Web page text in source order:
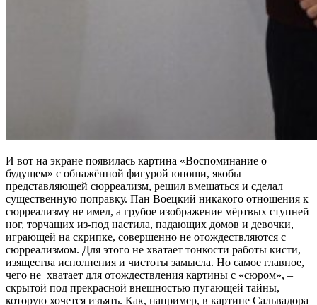
И вот на экране появилась картина «Воспоминание о
будущем» с обнажённой фигурой юноши, якобы
представляющей сюрреализм, решил вмешаться и сделал
существенную поправку. Пан Воецкий никакого отношения к
сюрреализму не имел, а грубое изображение мёртвых ступней
ног, торчащих из-под настила, падающих домов и девочки,
играющей на скрипке, совершенно не отождествляются с
сюрреализмом. Для этого не хватает тонкости работы кисти,
изящества исполнения и чистоты замысла. Но самое главное,
чего не хватает для отождествления картины с «сюром», –
скрытой под прекрасной внешностью пугающей тайны,
которую хочется изъять. Как, например, в картине Сальвадора